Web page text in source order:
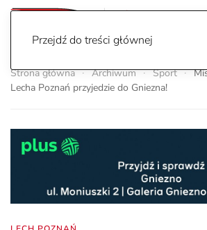
Przejdź do treści głównej
Strona główna Archiwum Sport
Lecha Poznań przyjedzie do Gniezna!